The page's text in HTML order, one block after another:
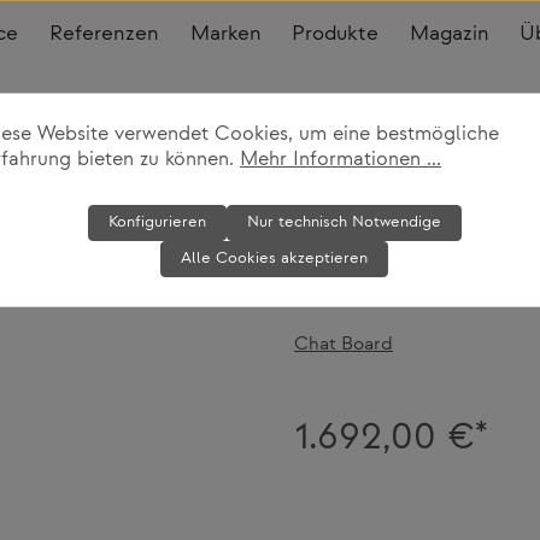
Referenzen Marken Produkte Magazin
Mobile
Squad
Chat Board
1.692,00 €*
Website verwendet Cookies, um eine bestmögliche
bieten zu können. Mehr Informationen ...
Nur technisch Notwendige
Konfigurieren
Alle Cookies akzeptieren